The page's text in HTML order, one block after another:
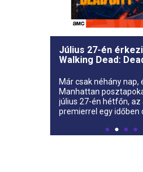
Július 27-én
Walking Dead:
Már csak néhány nap,
Manhattan
július 27-én hétfőn, az
premierrel egy időben
City harmadik évada.